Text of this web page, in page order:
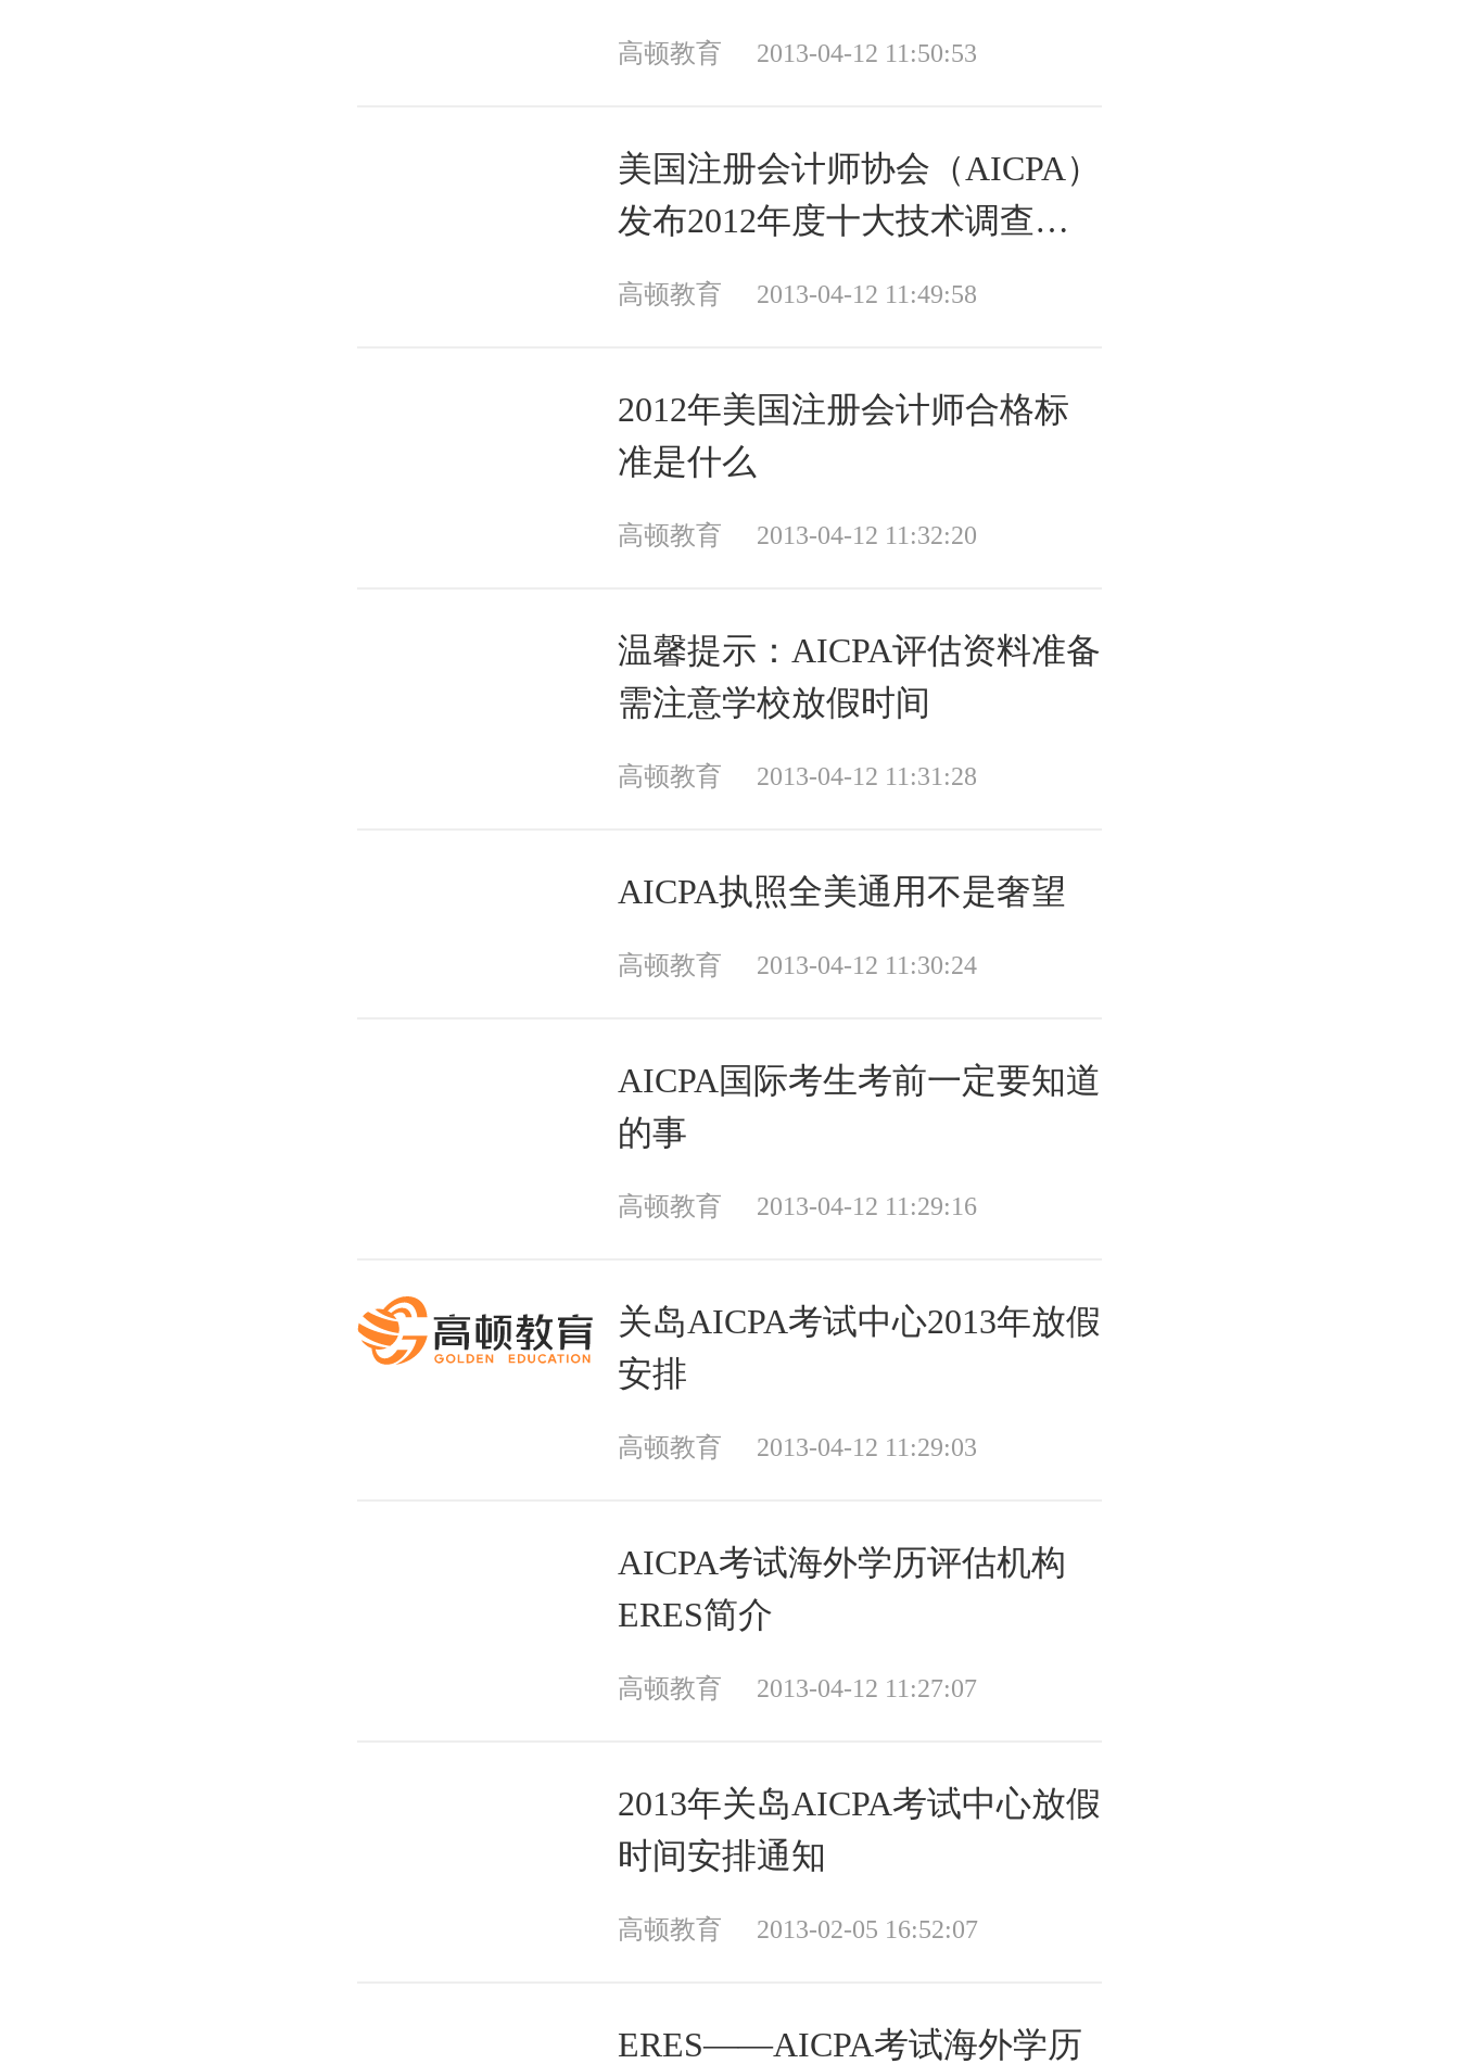
高顿教育 2013-04-12 11:50:53
美国注册会计师协会（AICPA）
发布2012年度十大技术调查结
果
高顿教育 2013-04-12 11:49:58
2012年美国注册会计师合格标
准是什么
高顿教育 2013-04-12 11:32:20
温馨提示：AICPA评估资料准备
需注意学校放假时间
高顿教育 2013-04-12 11:31:28
AICPA执照全美通用不是奢望
高顿教育 2013-04-12 11:30:24
AICPA国际考生考前一定要知道
的事
高顿教育 2013-04-12 11:29:16
关岛AICPA考试中心2013年放假
安排
高顿教育 2013-04-12 11:29:03
AICPA考试海外学历评估机构
ERES简介
高顿教育 2013-04-12 11:27:07
2013年关岛AICPA考试中心放假
时间安排通知
高顿教育 2013-02-05 16:52:07
ERES——AICPA考试海外学历